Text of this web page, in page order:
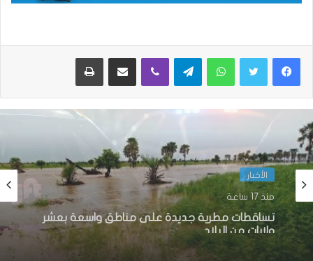
واتساب تيلقرام ڤايبر مشاركة عبر البريد طباعة
الأخبار
منذ 17 ساعة
الأخبار
منذ يوم واحد
نيو أورلينز:سائق موريتاني يجد نفسه وسط عملية